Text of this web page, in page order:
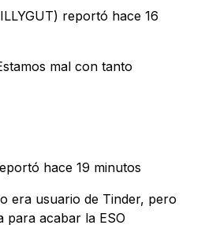
reportó hace 16
mal con tanto
hace 19 minutos
era usuario de Tinder, pero
para acabar la ESO